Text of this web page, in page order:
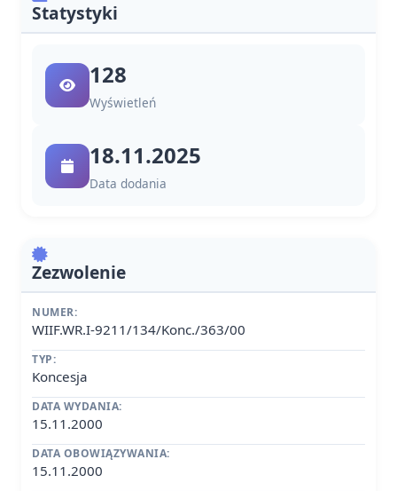
Statystyki
128
Wyświetleń
18.11.2025
Data dodania
Zezwolenie
NUMER:
WIIF.WR.I-9211/134/Konc./363/00
TYP:
Koncesja
DATA WYDANIA:
15.11.2000
DATA OBOWIĄZYWANIA:
15.11.2000